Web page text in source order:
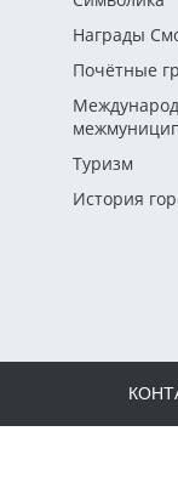
Награды
Почётные
Туризм
История